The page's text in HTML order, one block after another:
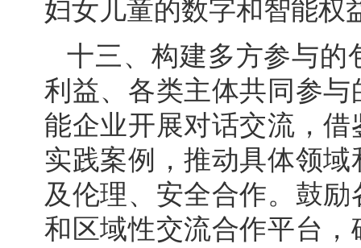
妇女儿童的数字和智能权
十三、构建多方参与的
利益、各类主体共同参
能企业开展对话交流，
实践案例，推动具体领
及伦理、安全合作。鼓
和区域性交流合作平台